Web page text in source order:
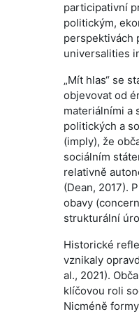
participativní
politickým,
perspektivách
universalities
„Mít hlas“ se
objevovat od
materiálními a
politických a
(imply), že
sociálním
relativně
(Dean, 2017).
obavy
strukturální
Historické
vznikaly
al., 2021).
klíčovou roli
Nicméně